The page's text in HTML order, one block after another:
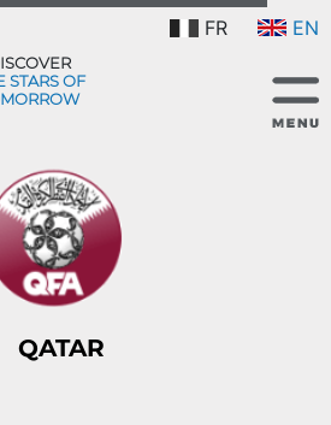
FR EN
STARS OF
QATAR